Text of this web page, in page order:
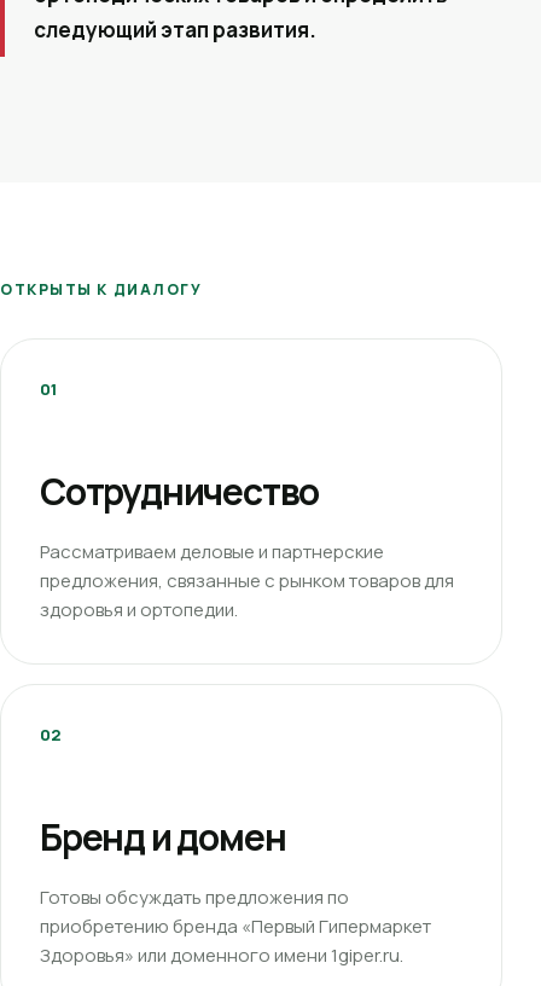
следующий этап развития.
ОТКРЫТЫ К ДИАЛОГУ
01
Сотрудничество
Рассматриваем деловые и партнерские
предложения, связанные с рынком товаров для
здоровья и ортопедии.
02
Бренд и домен
Готовы обсуждать предложения по
приобретению бренда «Первый Гипермаркет
Здоровья» или доменного имени 1giper.ru.